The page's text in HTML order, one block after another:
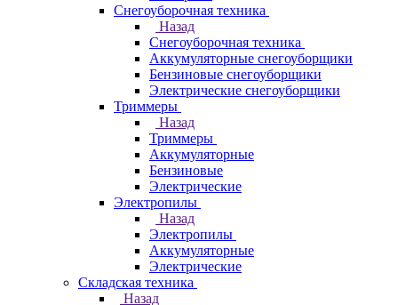
Снегоуборочная техника
Назад
Снегоуборочная техника
Аккумуляторные снегоуборщики
Бензиновые снегоуборщики
Электрические снегоуборщики
Триммеры
Назад
Триммеры
Аккумуляторные
Бензиновые
Электрические
Электропилы
Назад
Электропилы
Аккумуляторные
Электрические
Складская техника
Назад